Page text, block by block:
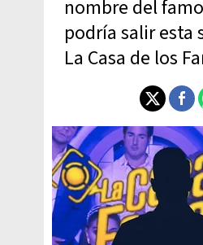
nombre del
podría salir esta
La Casa de los